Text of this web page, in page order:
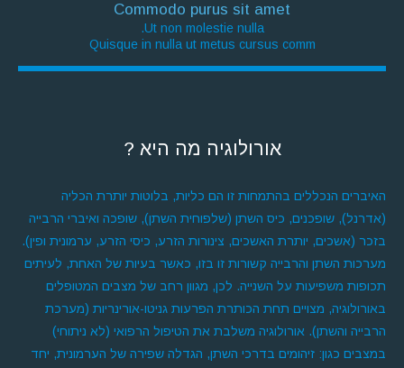
Commodo purus sit amet
Ut non molestie nulla.
Quisque in nulla ut metus cursus comm
אורולוגיה מה היא ?
האיברים הנכללים בהתמחות זו הם כליות, בלוטות יותרת הכליה
(אדרנל), שופכנים, כיס השתן (שלפוחית השתן), שופכה ואיברי הרבייה
בזכר (אשכים, יותרת האשכים, צינורות הזרע, כיסי הזרע, ערמונית ופין).
מערכות השתן והרבייה קשורות זו בזו, כאשר בעיות של האחת, לעיתים
תכופות משפיעות על השנייה. לכן, מגוון רחב של מצבים המטופלים
באורולוגיה, מצויים תחת הכותרת הפרעות גניטו-אורינריות (מערכת
הרבייה והשתן). אורולוגיה משלבת את הטיפול הרפואי (לא ניתוחי)
במצבים כגון: זיהומים בדרכי השתן, הגדלה שפירה של הערמונית, יחד